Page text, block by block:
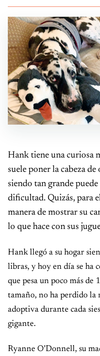
Hank tiene una curiosa
suele poner la cabeza
siendo tan grande
dificultad. Quizás, para
manera de mostrar su
lo que hace con sus
Hank llegó a su hogar
libras, y hoy en día se ha
que pesa un poco más de
tamaño, no ha perdido la
adoptiva durante cada
gigante.
Ryanne O’Donnell, su